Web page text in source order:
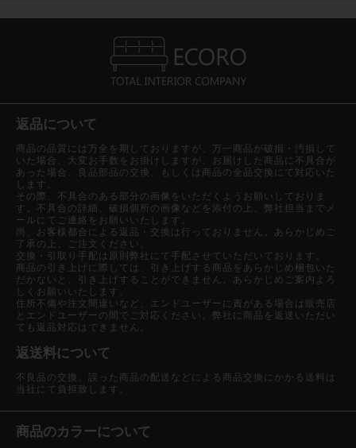
返品について
商品の品質には万全を期しておりますが、万一商品が破損・汚損して
いた場合、大変お手数をお掛けしますが、お届けした商品に不具合が
あった場合、良品部品の交換、もしくは商品の全品交換にて対応いた
します。
その際、不具合のある部分の画像をいただくようお願いしておりま
す。不具合の詳細、破損個所の画像などを添付の上、弊社担当までメ
ールにてご連絡をお願いいたします。
尚、お客様都合による返品・交換は行っておりません。あらかじめご
了承の上、ご注文ください。
交換・引取り手配は原則弊社にて手配させていただいております。
商品の引き上げに際しては、引き上げする商品をあらかじめ梱包いた
だかないと、引き上げすることができません。あらかじめご案内よろ
しくお願いいたします。
住所不備や注文間違いなど、エンドユーザーに責がある場合は販売店
とエンドユーザーの間でご対応ください。弊社に商品を返送いただい
ても返品対応はできません。
返送料について
不良品の交換、誤った商品の配送などによる商品交換にかかる送料は
当社にて負担致します。
商品のカラーについて